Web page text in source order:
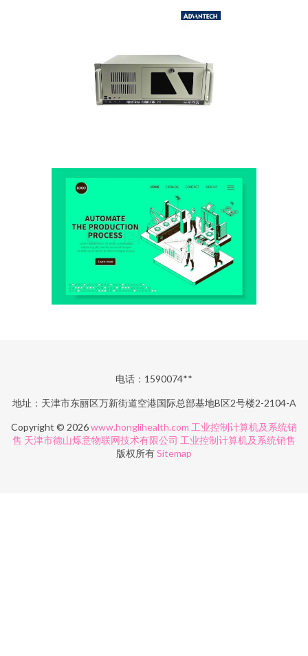
电话：1590074**
地址：天津市东丽区万新街道空港国际总部基地B区2号楼2-2104-A
Copyright © 2026www.honglihealth.com 工业控制计算机及系统销
售 天津市德山烁意物联网技术有限公司 工业控制计算机及系统销售
版权所有Sitemap